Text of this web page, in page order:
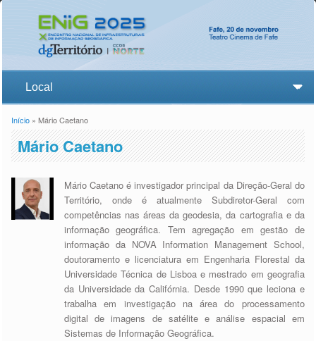
Está aqui
Início » Mário Caetano
Mário Caetano
Mário Caetano é investigador principal da Direção-Geral do
Território, onde é atualmente Subdiretor-Geral com
competências nas áreas da geodesia, da cartografia e da
informação geográfica. Tem agregação em gestão de
informação da NOVA Information Management School,
doutoramento e licenciatura em Engenharia Florestal da
Universidade Técnica de Lisboa e mestrado em geografia
da Universidade da Califórnia. Desde 1990 que leciona e
trabalha em investigação na área do processamento
digital de imagens de satélite e análise espacial em
Sistemas de Informação Geográfica.